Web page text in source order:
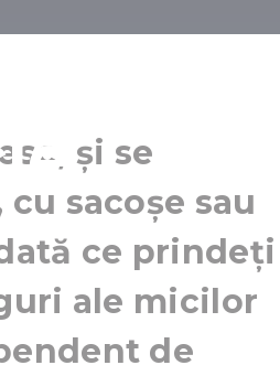
și se
sacoșe sau
ce prindeți
ale micilor
de